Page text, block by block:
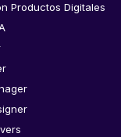
Productos Digitales